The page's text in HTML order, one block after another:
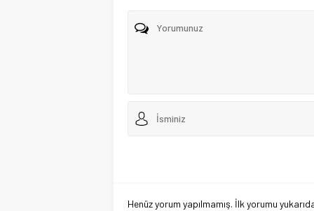
Henüz yorum yapılmamış. İlk yorumu